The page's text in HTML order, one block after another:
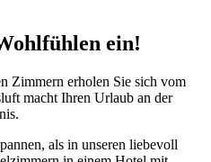
ein!
Zimmern erholen Sie sich vom
macht Ihren Urlaub an der
als in unseren liebevoll